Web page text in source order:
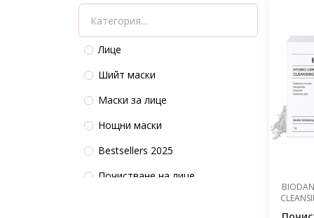
Колаген
Куркума
Лактобацилус фермент
Мадекасозид
Морски Зърнастец
Ниацинамид
Пантенол
Лице
Шийт маски
Маски за лице
Нощни маски
Bestsellers 2025
Почистване на лице